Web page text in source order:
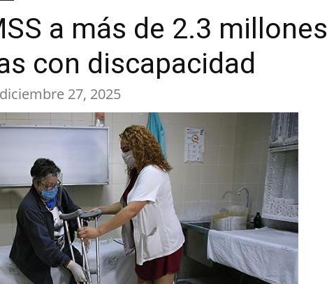
a más de 2.3 millones
con discapacidad
diciembre 27, 2025